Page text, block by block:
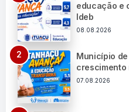
educação e
Ideb
08.08.2026
Município
crescimento
07.08.2026